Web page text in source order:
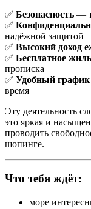
✅ Безопасность —
✅
надёжной защитой
✅ Высокий доход
✅ Бесплатное
прописка
✅ Удобный график
время
Эту деятельность
это яркая и
проводить
шопинге.
Что тебя ждёт:
море